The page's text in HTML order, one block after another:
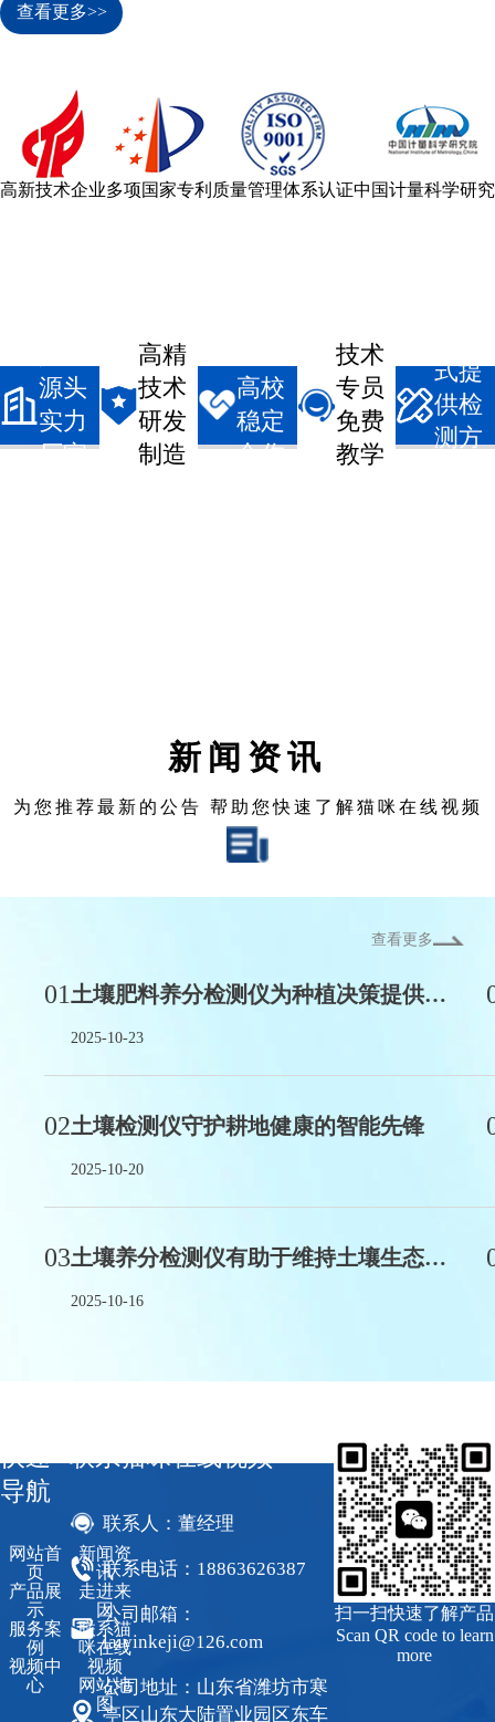
查看更多>>
高新技术企业多项国家专利 质量管理体系认证中国计量科学研
源头
实力
厂家
高精
技术
研发
制造
高校
稳定
合作
技术
专员
免费
教学
式提
供检
测方
新闻资讯
为您推荐最新的公告 帮助您快速了解猫咪在线视频
查看更多
01 土壤肥料养分检测仪为种植决策提供数据支撑
2025-10-23
02土壤检测仪守护耕地健康的智能先锋
2025-10-20
03 土壤养分检测仪有助于维持土壤生态平衡
2025-10-16
快速
导航
网站首
页
产品展
示
服务案
例
视频中
心
新闻资
讯
走进来
因
联系猫
咪在线
视频
网站地
图
联系猫咪在线视频
联系人：董经理
联系电话：18863626387
公司邮箱：
laiyinkeji@126.com
公司地址：山东省潍坊市寒
亭区山东大陆置业园区东车
扫一扫快速了解产品
Scan QR code to learn
more